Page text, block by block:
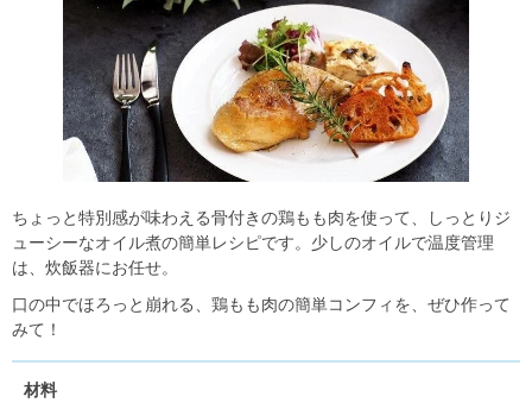
ちょっと特別感が味わえる骨付きの鶏もも肉を使って、しっとりジ
ューシーなオイル煮の簡単レシピです。少しのオイルで温度管理
は、炊飯器にお任せ。
口の中でほろっと崩れる、鶏もも肉の簡単コンフィを、ぜひ作って
みて！
材料